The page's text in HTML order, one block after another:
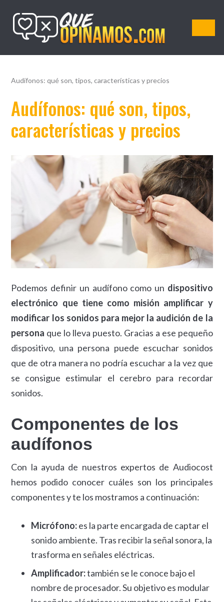
QueOpinamos.com
Audífonos: qué son, tipos, características y precios
Audífonos: qué son, tipos,
características y precios
Podemos definir un audífono como un dispositivo
electrónico que tiene como misión amplificar y
modificar los sonidos para mejor la audición de la
persona que lo lleva puesto. Gracias a ese pequeño
dispositivo, una persona puede escuchar sonidos
que de otra manera no podría escuchar a la vez que
se consigue estimular el cerebro para recordar
sonidos.
Componentes de los
audífonos
Con la ayuda de nuestros expertos de Audiocost
hemos podido conocer cuáles son los principales
componentes y te los mostramos a continuación:
Micrófono:es la parte encargada de captar el
sonido ambiente. Tras recibir la señal sonora, la
trasforma en señales eléctricas.
Amplificador:también se le conoce bajo el
nombre de procesador. Su objetivo es modular